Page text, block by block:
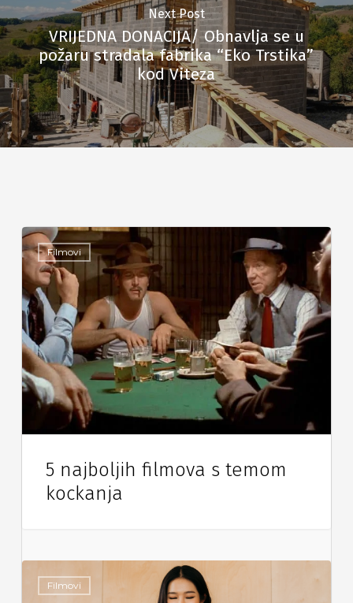
Next Post
VRIJEDNA DONACIJA/ Obnavlja se u
požaru stradala fabrika “Eko Trstika”
kod Viteza
Filmovi
5 najboljih filmova s temom
kockanja
Filmovi